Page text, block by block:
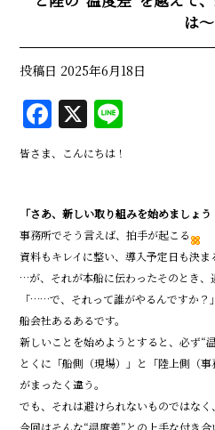
は～
投稿日 2025年6月18日
F
a
c
e
b
o
o
k
X
皆さま、こんにちは！
「さあ、新しい取り組みを始めましょう
事務所でそう言えば、拍手が起こる
資料もキレイに整い、導入予定日も決ま
…が、それが本船に伝わったそのとき、
「……で、それって誰がやるんですか？」
船会社あるあるです。
新しいことを始めようとすると、必ず“
とくに「船側（現場）」と「陸上側（
がまったく違う。
でも、それは避けられないものではなく
今回はそんな“温度差”との上手な付き